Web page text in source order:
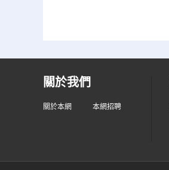
關於我們
關於本網 本網招聘